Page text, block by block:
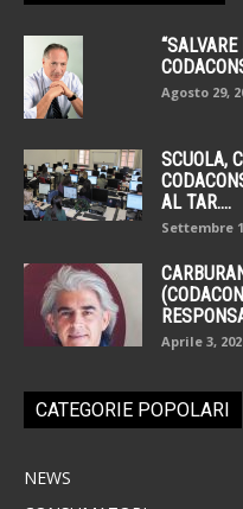
Agosto 29,
SCUOLA,
AL TAR....
Settembre
Aprile 3,
CATEGORIE POPOLARI
NEWS